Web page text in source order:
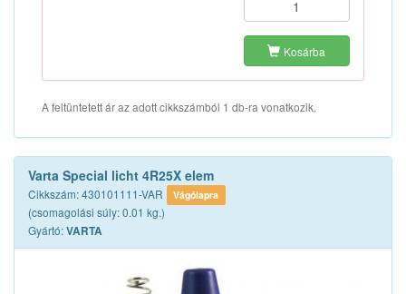
Kosárba
A feltüntetett ár az adott cikkszámból 1 db-ra vonatkozik.
Varta Special licht 4R25X elem
Cikkszám: 430101111-VAR Vágólapra
(csomagolási súly: 0.01 kg.)
Gyártó:VARTA